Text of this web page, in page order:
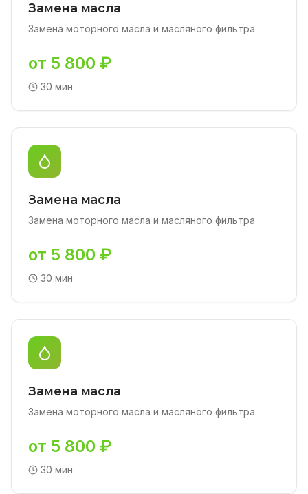
Замена масла
Замена моторного масла и масляного фильтра
от 5 800 ₽
30 мин
Замена масла
Замена моторного масла и масляного фильтра
от 5 800 ₽
30 мин
Замена масла
Замена моторного масла и масляного фильтра
от 5 800 ₽
30 мин